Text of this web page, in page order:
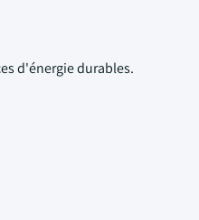
d'énergie durables.